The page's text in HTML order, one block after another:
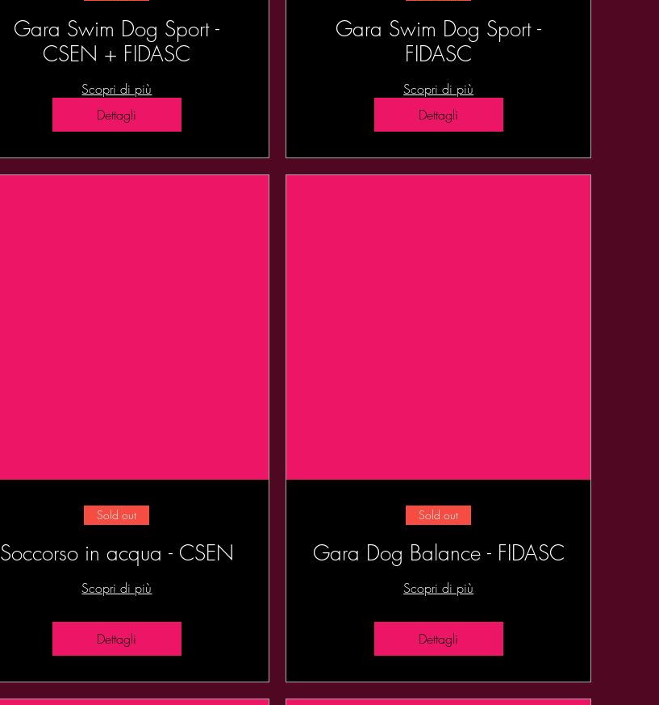
Gara Swim Dog Sport -
CSEN + FIDASC
Scopri di più
Dettagli
Gara Swim Dog Sport -
FIDASC
Scopri di più
Dettagli
Sold out
Soccorso in acqua - CSEN
Scopri di più
Dettagli
Sold out
Gara Dog Balance - FIDASC
Scopri di più
Dettagli